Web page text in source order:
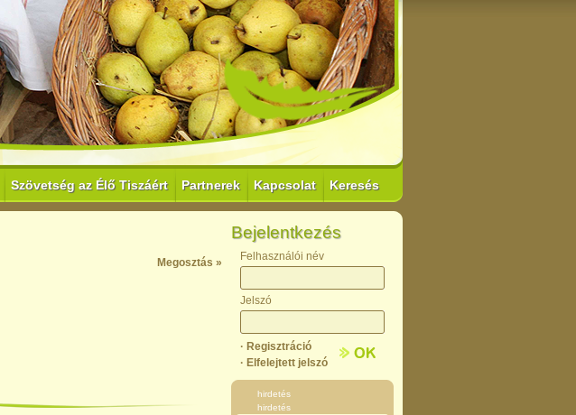
Szövetség az Élő Tiszáért Partnerek Kapcsolat Keresés
Megosztás »
Bejelentkezés
Felhasználói név
Jelszó
· Regisztráció
· Elfelejtett jelszó
hirdetés
hirdetés